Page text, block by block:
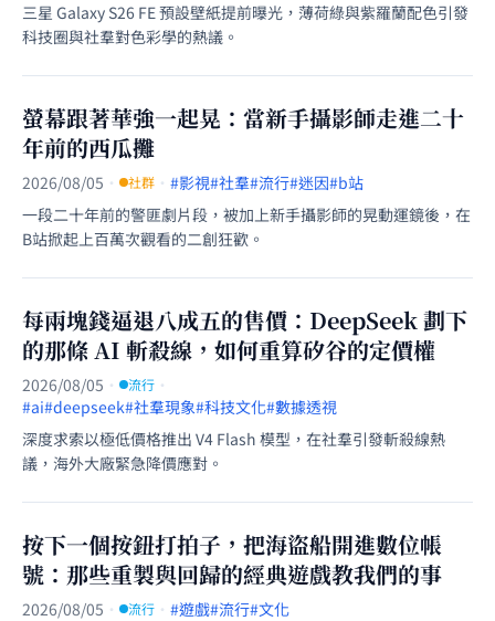
三星 Galaxy S26 FE 預設壁紙提前曝光，薄荷綠與紫羅蘭配色引發
科技圈與社羣對色彩學的熱議。
螢幕跟著華強一起晃：當新手攝影師走進二十
年前的西瓜攤
2026/08/05 · 社群 · #影視#社羣#流行#迷因#b站
一段二十年前的警匪劇片段，被加上新手攝影師的晃動運鏡後，在
B站掀起上百萬次觀看的二創狂歡。
每兩塊錢逼退八成五的售價：DeepSeek 劃下
的那條 AI 斬殺線，如何重算矽谷的定價權
2026/08/05 · 流行 ·
#ai#deepseek#社羣現象#科技文化#數據透視
深度求索以極低價格推出 V4 Flash 模型，在社羣引發斬殺線熱
議，海外大廠緊急降價應對。
按下一個按鈕打拍子，把海盜船開進數位帳
號：那些重製與回歸的經典遊戲教我們的事
2026/08/05 · 流行 · #遊戲#流行#文化